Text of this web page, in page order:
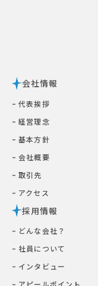
会社情報
ｰ 代表挨拶
ｰ 経営理念
ｰ 基本⽅針
ｰ 会社概要
ｰ 取引先
ｰ アクセス
採用情報
ｰ どんな会社？
ｰ 社員について
ｰ インタビュー